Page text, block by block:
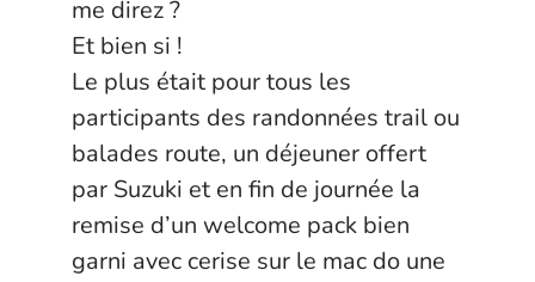
me direz ?
Et bien si !
Le plus était pour tous les
participants des randonnées trail ou
balades route, un déjeuner offert
par Suzuki et en fin de journée la
remise d’un welcome pack bien
garni avec cerise sur le mac do une